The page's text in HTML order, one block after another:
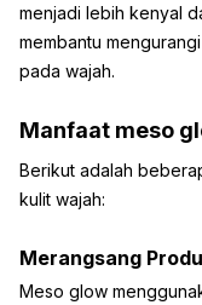
menjadi lebih kenyal
membantu
pada wajah.
Manfaat meso
Berikut adalah
kulit wajah:
Merangsang
Meso glow